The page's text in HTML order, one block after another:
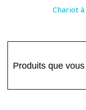
Chariot
Produits que